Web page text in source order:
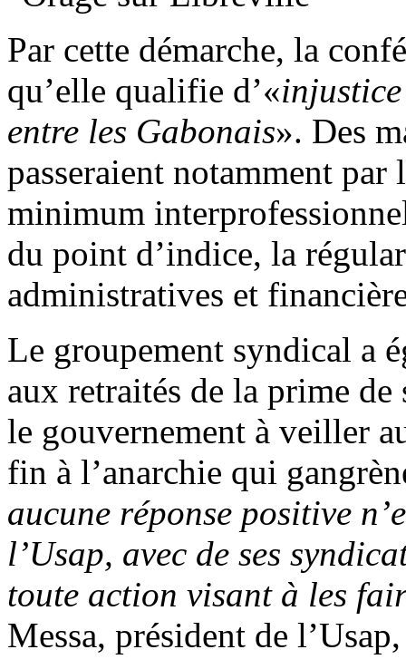
Par cette démarche, la
qu’elle qualifie d’«
entre les Gabonais». Des
passeraient notamment
minimum
du point d’indice, la
administratives et
Le groupement syndical a
aux retraités de la prime
le gouvernement à veiller
fin à l’anarchie qui
aucune réponse positive
l’Usap, avec de ses
toute action visant à les
Messa, président de